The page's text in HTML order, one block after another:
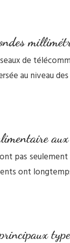
de
au niveau
pas
ont